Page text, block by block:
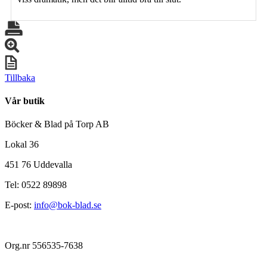
Tillbaka
Vår butik
Böcker & Blad på Torp AB
Lokal 36
451 76 Uddevalla
Tel: 0522 89898
E-post: info@bok-blad.se
Org.nr 556535-7638